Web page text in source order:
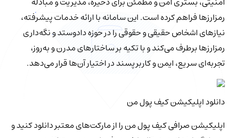
رمزارزها فراهم کرده است. این سامانه با ارائه خدمات پیشرفته،
نیازهای اشخاص حقیقی و حقوقی را در حوزه دادوستد و نگه‌داری
رمزارزها برطرف می‌کند و با تکیه بر ساختارهای مدرن و به‌روز،
تجربه‌ای سریع، ایمن و کاربرپسند در اختیار آن‌ها قرار می‌دهد.
دانلود اپلیکیشن کیف‌ پول من
اپلیکیشن صرافی کیف پول من را از مارکت‌های معتبر دانلود کنید و